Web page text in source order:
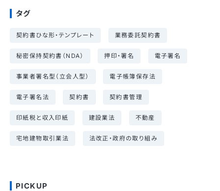
タグ
契約書ひな形・テンプレート 業務委託契約書
秘密保持契約書（NDA） 押印・署名 電子署名
事業者署名型（立会人型） 電子帳簿保存法
電子署名法 契約書 契約書管理
印紙税と収入印紙 建設業法 不動産
宅地建物取引業法 法改正・政府の取り組み
PICKUP